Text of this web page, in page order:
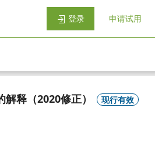
登录 申请试用
释（2020修正） 现行有效